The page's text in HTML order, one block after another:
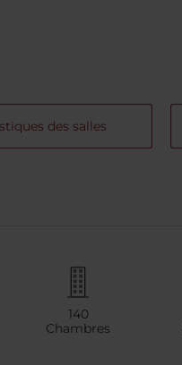
des salles
140
Chambres